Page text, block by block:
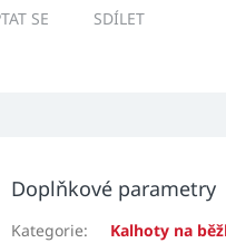
SE SDÍLET
Doplňkové parametry
Kategorie:
Kalhoty na